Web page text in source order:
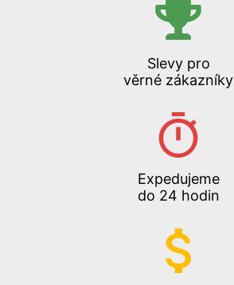
Slevy pro
věrné zákazníky
Expedujeme
do 24 hodin